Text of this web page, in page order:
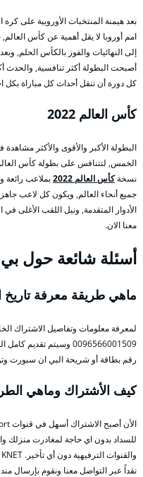
امم أوروبا لا يقل أهمية عن كأس
كل دورة أن تنقل أحداث كل مباراة بكل
كأس العالم 2022
البطولة الأكبر والأقوى والأكثر
الخمس, لتتنافس على بطولة كأس
نسخةكأس العالم 2022
جميع أنحاء العالم, ويكون كل لاعب
الأدوار المتقدمة, ونيل اللقب الأغلى
معنا الان.
أسئلة شائعة حول
ماهي طريقة معرفة تاريخ
لمعرفة معلومات وتفاصيل الاشتراك
0096566001509 وسيتم
رقم بطاقة أو شريحة البي ان سبورت وتوضيح
كيف الأشتراك وماهي
للسداد بدون اي حاجة لمغادرت منزلك
نقداً عبر التواصل معنا ونقوم بإرسال